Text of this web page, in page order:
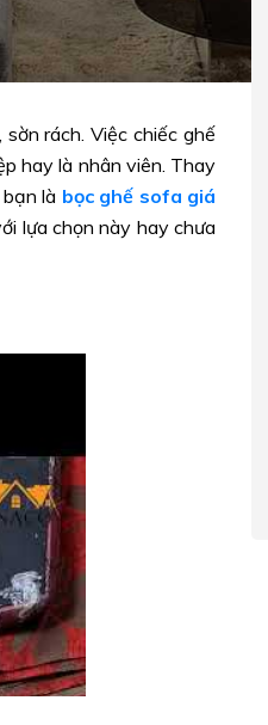
rách. Việc chiếc ghế
hay là nhân viên. Thay
là bọc ghế sofa giá
lựa chọn này hay chưa